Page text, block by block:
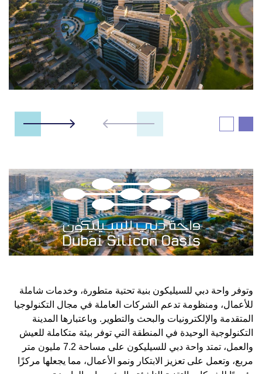
وتوفر واحة دبي للسيليكون بنية تحتية متطورة، وخدمات شاملة
للأعمال، ومنظومة تدعم الشركات العاملة في مجال التكنولوجيا
المتقدمة والإلكترونيات والبحث والتطوير. وباعتبارها المدينة
التكنولوجية الوحيدة في المنطقة التي توفر بيئة متكاملة للعيش
والعمل، تمتد واحة دبي للسيليكون على مساحة 7.2 مليون متر
مربع، وتعمل على تعزيز الابتكار ونمو الأعمال، مما يجعلها مركزًا